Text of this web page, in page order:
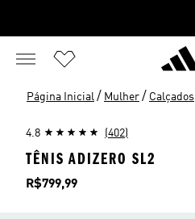
Página Inicial / Mulher / Calçados
4.8 (402)
TÊNIS ADIZERO SL2
Preço
R$799,99